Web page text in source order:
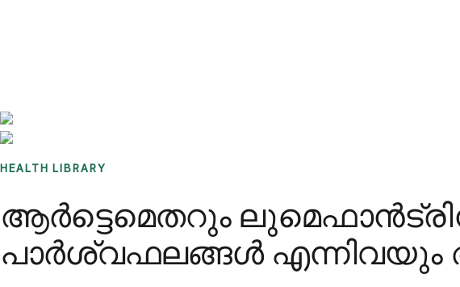
HEALTH LIBRARY
ആർട്ടെമെതറും
പാർശ്വഫലങ്ങൾ എന്നിവയും